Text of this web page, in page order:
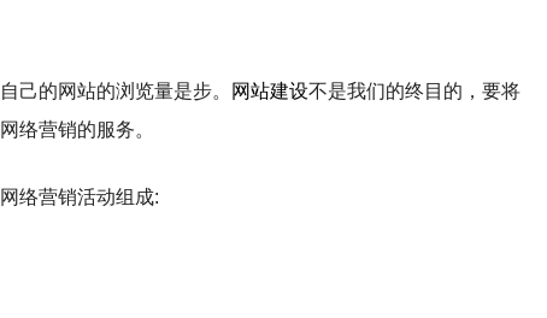
己的网站的浏览量是步。 网站建设不是我们的终目的，要将
络营销的服务。
络营销活动组成: